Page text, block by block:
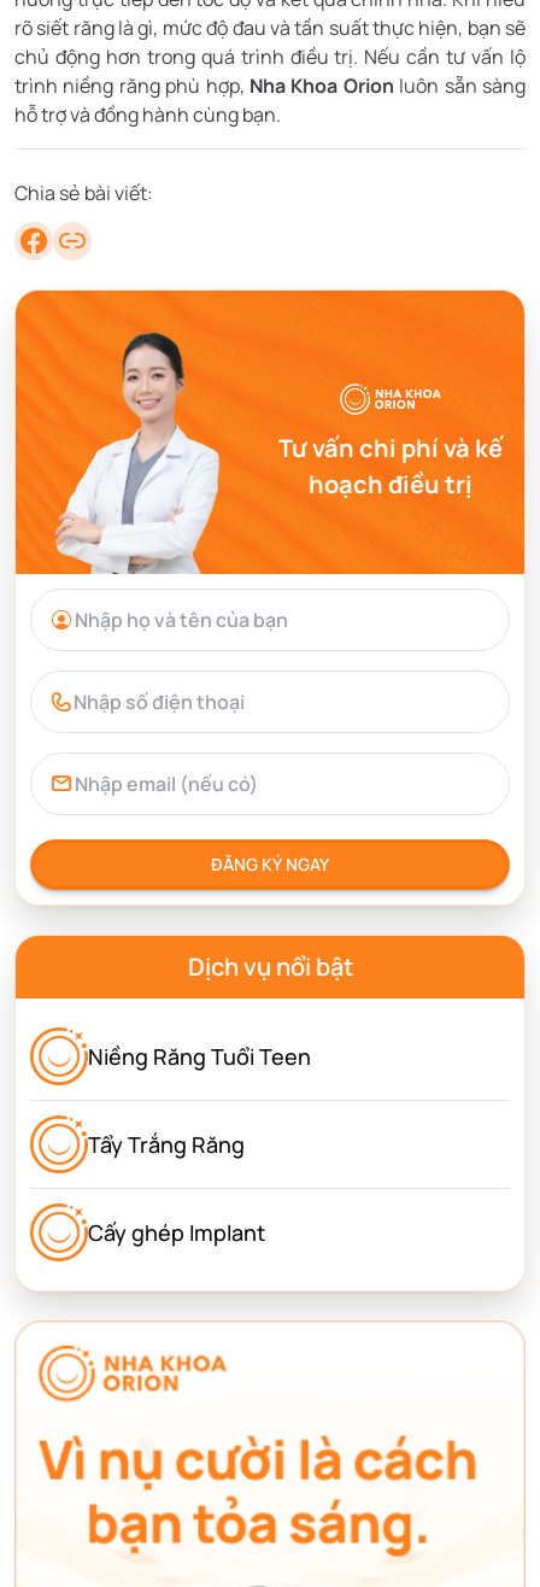
rõ siết răng là gì, mức độ đau và tần suất thực hiện, bạn sẽ
chủ động hơn trong quá trình điều trị. Nếu cần tư vấn lộ
trình niềng răng phù hợp, Nha Khoa Orion luôn sẵn sàng
hỗ trợ và đồng hành cùng bạn.
Chia sẻ bài viết:
Tư vấn chi phí và kế
hoạch điều trị
ĐĂNG KÝ NGAY
Dịch vụ nổi bật
Niềng Răng Tuổi Teen
Tẩy Trắng Răng
Cấy ghép Implant